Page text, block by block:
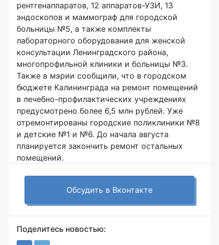
рентгенаппаратов, 12 аппаратов-УЗИ, 13
эндоскопов и маммограф для городской
больницы №5, а также комплекты
лабораторного оборудования для женской
консультации Ленинградского района,
многопрофильной клиники и больницы №3.
Также в мэрии сообщили, что в городском
бюджете Калининграда на ремонт помещений
в лечебно-профилактических учреждениях
предусмотрено более 6,5 млн рублей. Уже
отремонтированы городские поликлиники №8
и детские №1 и №6. До начала августа
планируется закончить ремонт остальных
помещений.
Обсудить в Вконтакте
Поделитесь новостью: